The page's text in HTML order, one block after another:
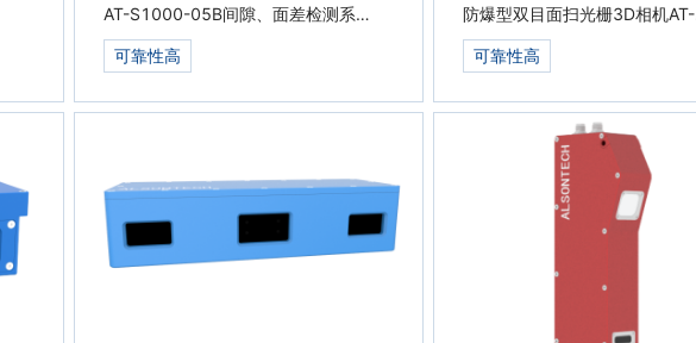
AT-S1000-05B间隙、面差检测系
统
可靠性高
防爆型双目面扫光栅3D相机AT-
S1000-07C-D
可靠性高